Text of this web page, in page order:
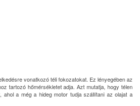
vonatkozó téli fokozatokat. Ez lényegében az
tartozó hőmérsékletet adja. Azt mutatja, hogy télen
ahol a még a hideg motor tudja szállítani az olajat a